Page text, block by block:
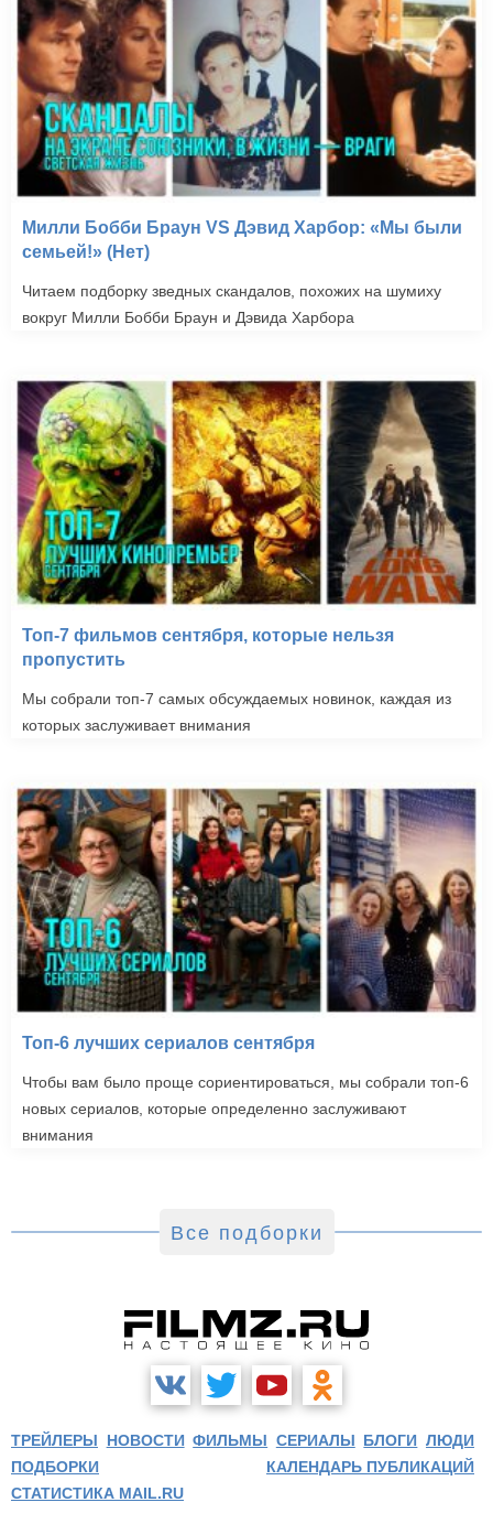
Милли Бобби Браун VS Дэвид Харбор: «Мы были
семьей!» (Нет)
Читаем подборку зведных скандалов, похожих на шумиху
вокруг Милли Бобби Браун и Дэвида Харбора
Топ-7 фильмов сентября, которые нельзя
пропустить
Мы собрали топ-7 самых обсуждаемых новинок, каждая из
которых заслуживает внимания
Топ-6 лучших сериалов сентября
Чтобы вам было проще сориентироваться, мы собрали топ-6
новых сериалов, которые определенно заслуживают
внимания
Все подборки
ТРЕЙЛЕРЫ НОВОСТИ ФИЛЬМЫ СЕРИАЛЫ БЛОГИ ЛЮДИ
ПОДБОРКИ
КАЛЕНДАРЬ ПУБЛИКАЦИЙ
СТАТИСТИКА MAIL.RU